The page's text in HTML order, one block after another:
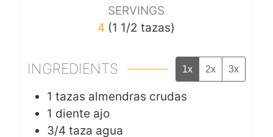
SERVINGS
4 (1 1/2 tazas)
INGREDIENTS 1x 2x 3x
1 tazas almendras crudas
1 diente ajo
3/4 taza agua